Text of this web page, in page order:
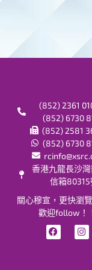
(852) 2361
(852) 6730
(852) 2581
(852) 6730
香港九龍長沙
信箱80315
關心穆宣，更快瀏
歡迎follow！